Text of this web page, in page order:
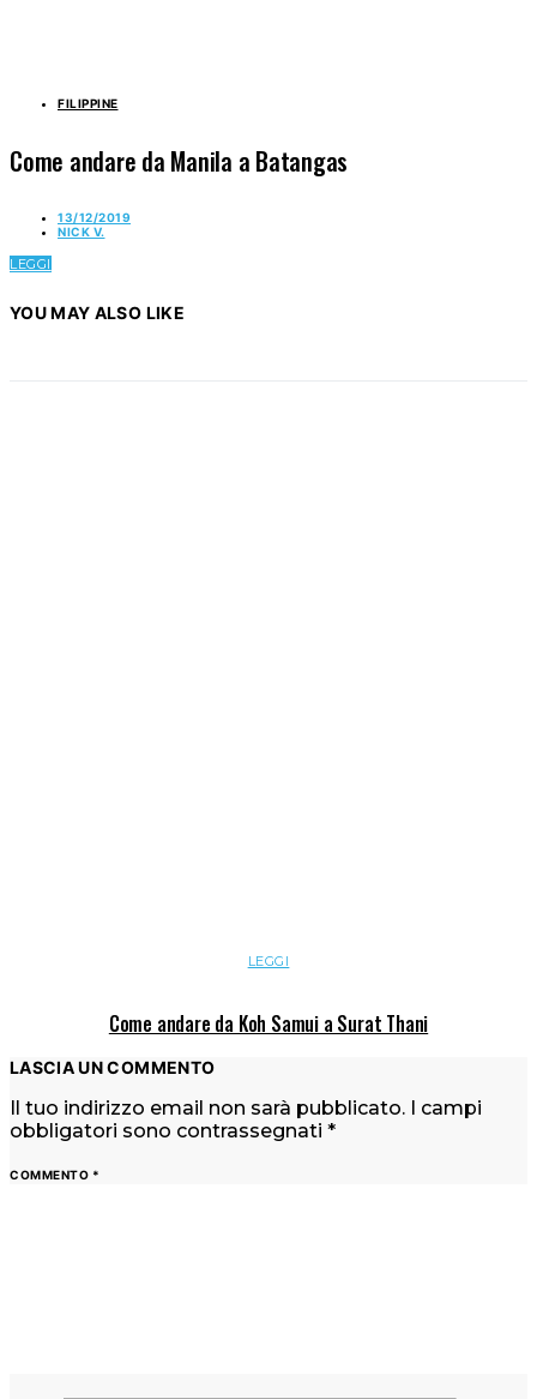
FILIPPINE
Come andare da Manila a Batangas
13/12/2019
NICK V.
LEGGI
YOU MAY ALSO LIKE
LEGGI
Come andare da Koh Samui a Surat Thani
LASCIA UN COMMENTO
Il tuo indirizzo email non sarà pubblicato. I campi
obbligatori sono contrassegnati *
COMMENTO *